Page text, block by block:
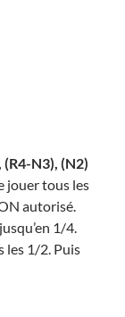
N3), (N2)
jouer tous les
autorisé.
1/4.
les 1/2. Puis